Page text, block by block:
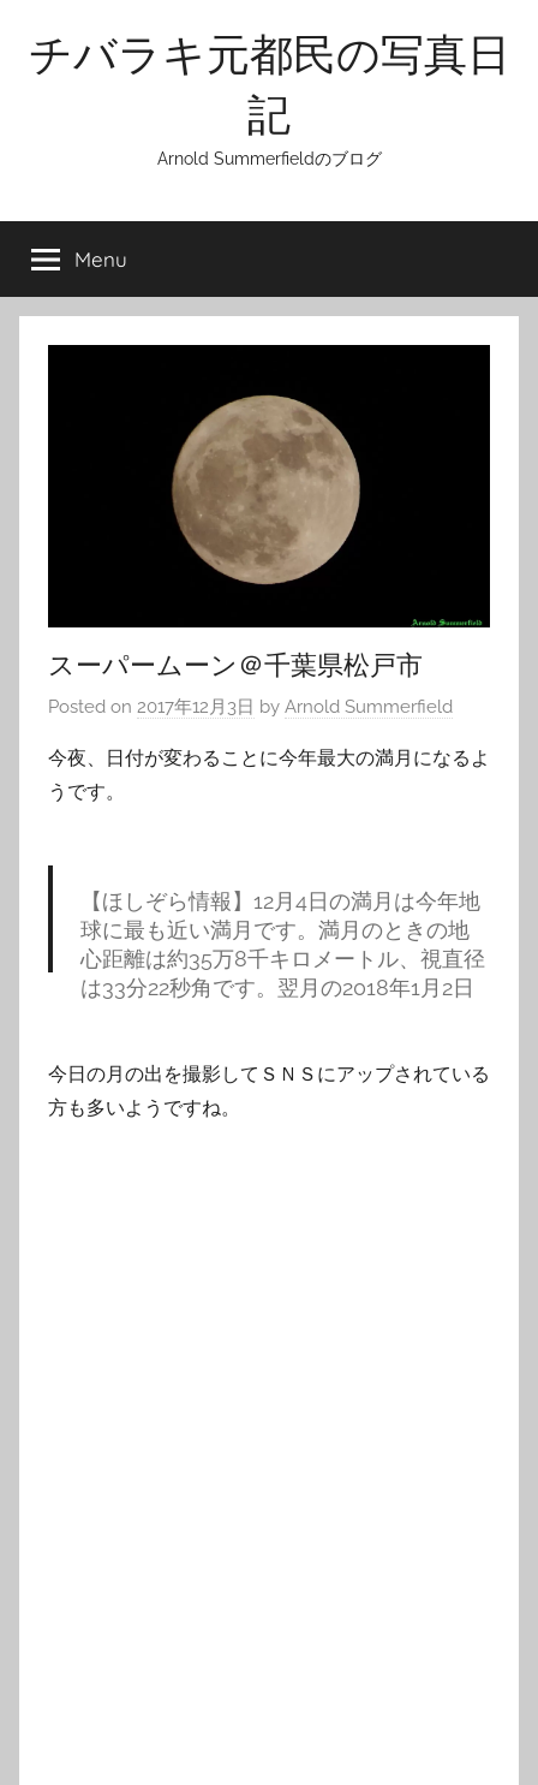
content
チバラキ元都民の写真日
記
Arnold Summerfieldのブログ
Menu
スーパームーン＠千葉県松戸市
Posted on 2017年12月3日 by Arnold Summerfield
今夜、日付が変わることに今年最大の満月になるよ
うです。
【ほしぞら情報】12月4日の満月は今年地
球に最も近い満月です。満月のときの地
心距離は約35万8千キロメートル、視直径
は33分22秒角です。翌月の2018年1月2日
立天文台 pic.twitter.com/D6GcZzgmQA
今日の月の出を撮影してＳＮＳにアップされている
方も多いようですね。